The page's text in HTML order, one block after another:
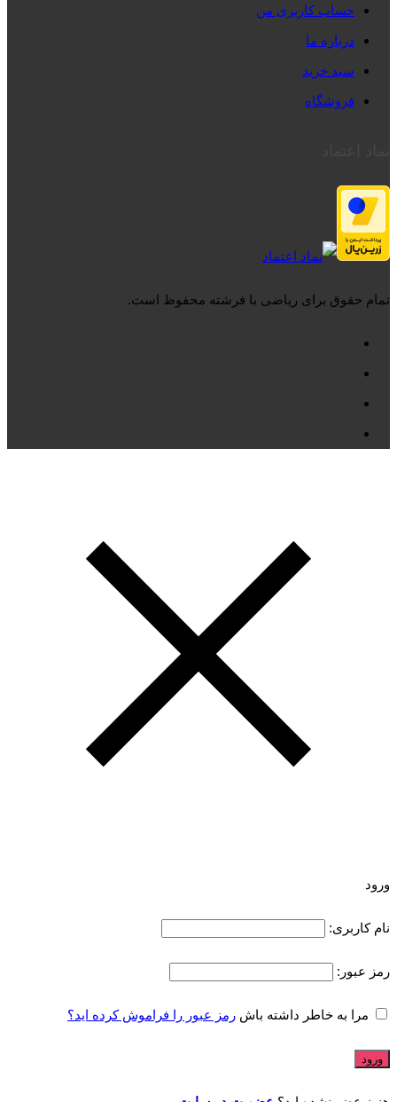
حساب کاربری من
درباره ما
سبد خرید
فروشگاه
تمام حقوق برای ریاضی با فرشته محفوظ است.
ورود
نام کاربری:
رمز عبور:
مرا به خاطر داشته باش رمز عبور را فراموش کرده اید؟